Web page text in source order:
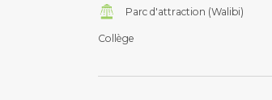
Parc d'attraction (Walibi)
Collège